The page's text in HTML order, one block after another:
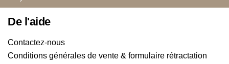
De l'aide
Contactez-nous
Conditions générales de vente & formulaire rétractation